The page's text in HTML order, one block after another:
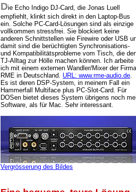
Die Echo Indigo DJ-Card, die Jonas Luell
empfiehlt, klinkt sich direkt in den Laptop-Bus
ein. Solche PC-Card-Lösungen sind als einzige
vollkommen stressfrei. Sie blockiert keine
anderen Schnittstellen wie Firewire oder USB
damit sind die berüchtigten Synchronisations-
und Kompatibilitätsprobleme vom Tisch, die
TJ-Alltag zur Hölle machen können. Ich arbeite
ich mit einem externen Wandler/Mixer der Firma
RME in Deutschland. URL: www.rme-audio.de.
Es ist deren DSP-System, in meinem Fall ein
Hammerfall Multiface plus PC-Slot-Card. Für
DOSen bietet dieses System übrigens noch
Software, als für Mac. Sehr interessant.
Vergrösserung des Bildes